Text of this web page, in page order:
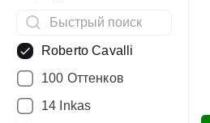
Roberto Cavalli
100 Оттенков
14 Inkas